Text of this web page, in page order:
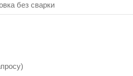
без сварки